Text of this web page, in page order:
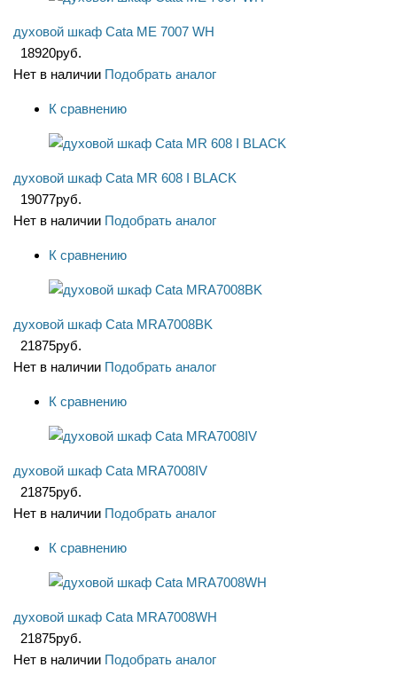
духовой шкаф Cata ME 7007 WH
18920руб.
Нет в наличии Подобрать аналог
К сравнению
духовой шкаф Cata MR 608 I BLACK
19077руб.
Нет в наличии Подобрать аналог
К сравнению
духовой шкаф Cata MRA7008BK
21875руб.
Нет в наличии Подобрать аналог
К сравнению
духовой шкаф Cata MRA7008IV
21875руб.
Нет в наличии Подобрать аналог
К сравнению
духовой шкаф Cata MRA7008WH
21875руб.
Нет в наличии Подобрать аналог